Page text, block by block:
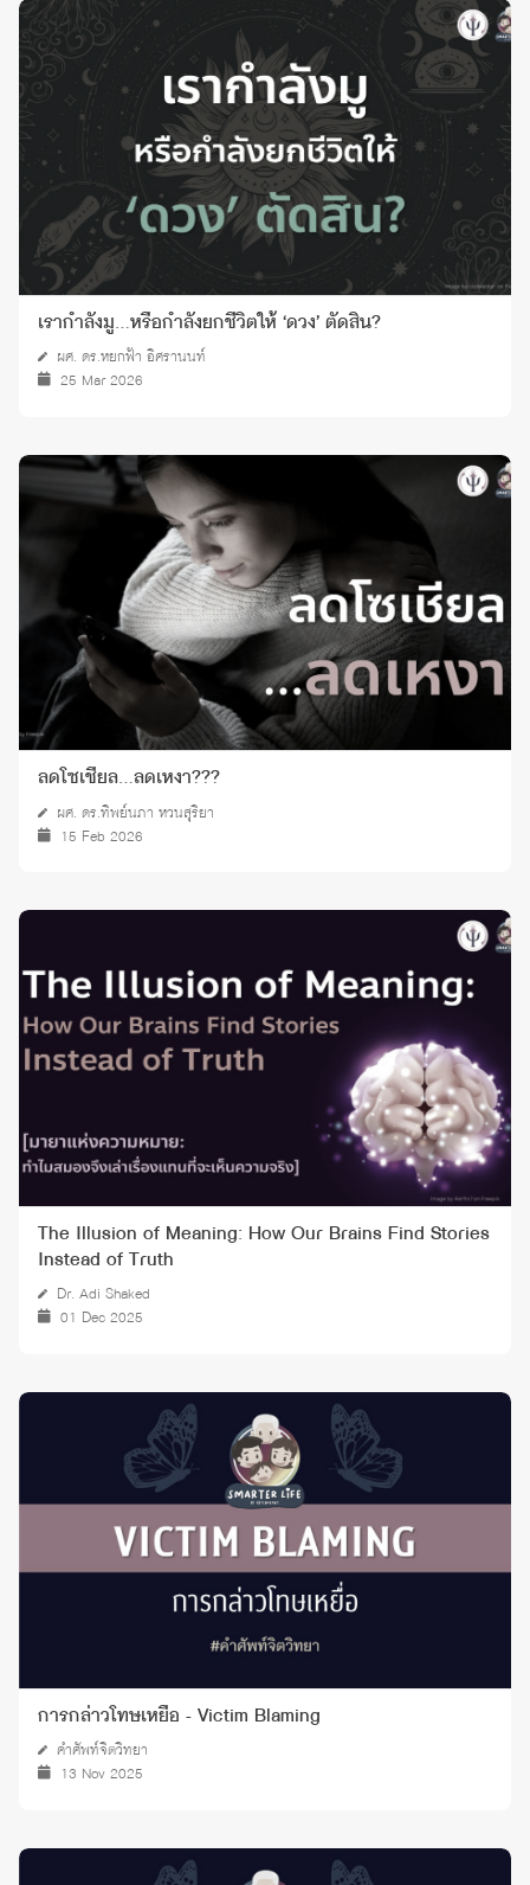
เรากำลังมู…หรือกำลังยกชีวิตให้ ‘ดวง’ ตัดสิน?
ผศ. ดร.หยกฟ้า อิศรานนท์
25 Mar 2026
ลดโซเชียล…ลดเหงา???
ผศ. ดร.ทิพย์นภา หวนสุริยา
15 Feb 2026
The Illusion of Meaning: How Our Brains Find Stories
Instead of Truth
Dr. Adi Shaked
01 Dec 2025
การกล่าวโทษเหยื่อ - Victim Blaming
คำศัพท์จิตวิทยา
13 Nov 2025